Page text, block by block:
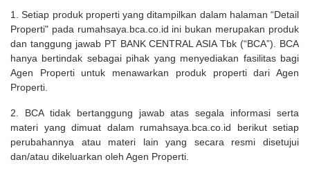
1. Setiap produk properti yang ditampilkan dalam halaman “Detail
Properti" pada rumahsaya.bca.co.id ini bukan merupakan produk
dan tanggung jawab PT BANK CENTRAL ASIA Tbk (“BCA”). BCA
hanya bertindak sebagai pihak yang menyediakan fasilitas bagi
Agen Properti untuk menawarkan produk properti dari Agen
Properti.
2. BCA tidak bertanggung jawab atas segala informasi serta
materi yang dimuat dalam rumahsaya.bca.co.id berikut setiap
perubahannya atau materi lain yang secara resmi disetujui
dan/atau dikeluarkan oleh Agen Properti.